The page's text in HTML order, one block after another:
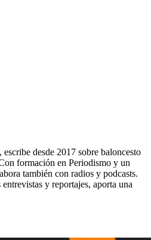
desde 2017 sobre baloncesto
formación en Periodismo y un
también con radios y podcasts.
y reportajes, aporta una